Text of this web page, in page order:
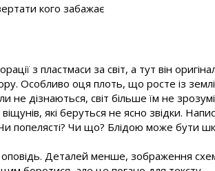
кого забажає
з пластмаси за світ, а тут він
Особливо оця плоть, що росте із
не дізнаються, світ більше їм не
які беруться не ясно звідки.
попелясті? Чи що? Блідою може бути
оповідь. Деталей менше, зображення